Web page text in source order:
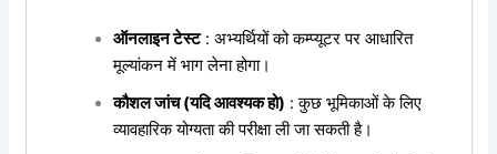
ऑनलाइन टेस्ट: अभ्यर्थियों को कम्प्यूटर पर आधारित
मूल्यांकन में भाग लेना होगा।
कौशल जांच (यदि आवश्यक हो) : कुछ भूमिकाओं के लिए
व्यावहारिक योग्यता की परीक्षा ली जा सकती है।